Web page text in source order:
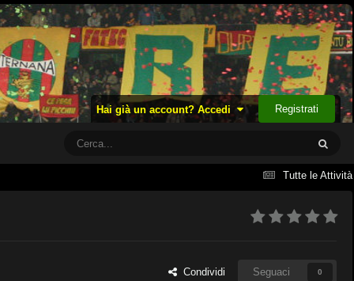
Hai già un account? Accedi Registrati
Tutte le Attività
Condividi Seguaci 0